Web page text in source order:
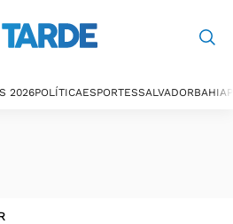
2026POLÍTICAESPORTESSALVADORBAHIA